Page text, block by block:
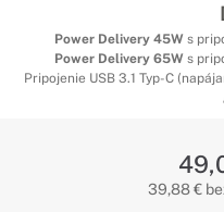
Power Delivery 45Ws
Power Delivery 65Ws
Pripojenie USB 3.1 Typ-C
39,88 €